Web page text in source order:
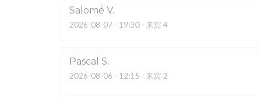
Salomé V
2026-08-07 - 19:30 - 来宾 4
Pascal S
2026-08-06 - 12:15 - 来宾 2